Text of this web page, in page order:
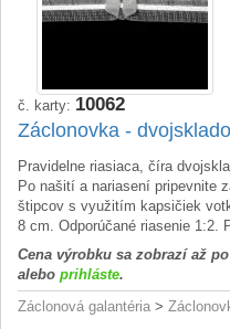
č. karty: 10062
Záclonovka -
Pravidelne riasiaca, číra
Po našití a nariasení pripevnite
štipcov s využitím kapsičiek
8 cm. Odporúčané riasenie 1:2.
Cena výrobku sa zobrazí až
alebo prihláste.
Záclonová galantéria >